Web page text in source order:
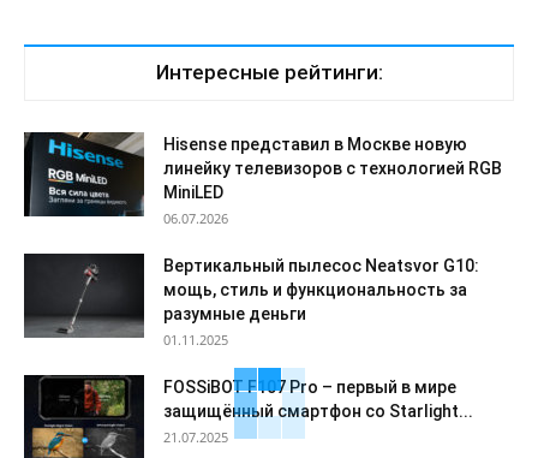
Интересные рейтинги:
Hisense представил в Москве новую
линейку телевизоров с технологией RGB
MiniLED
06.07.2026
Вертикальный пылесос Neatsvor G10:
мощь, стиль и функциональность за
разумные деньги
01.11.2025
FOSSiBOT F107 Pro – первый в мире
защищённый смартфон со Starlight...
21.07.2025